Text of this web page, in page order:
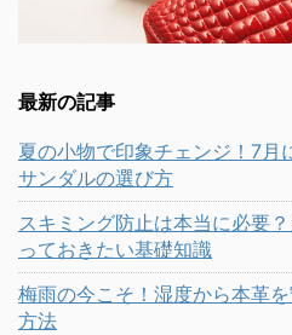
最新の記事
夏の小物で印象チェンジ！7月
サンダルの選び方
スキミング防止は本当に必要
っておきたい基礎知識
梅雨の今こそ！湿度から本革
方法